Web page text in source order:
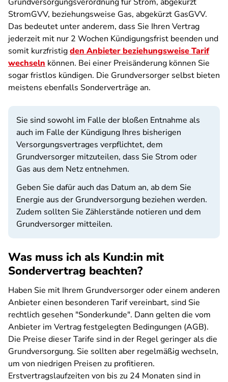
StromGVV, beziehungsweise Gas, abgekürzt GasGVV.
Das bedeutet unter anderem, dass Sie Ihren Vertrag
jederzeit mit nur 2 Wochen Kündigungsfrist beenden und
somit kurzfristigden Anbieter beziehungsweise Tarif
wechseln können. Bei einer Preisänderung können Sie
sogar fristlos kündigen. Die Grundversorger selbst bieten
meistens ebenfalls Sonderverträge an.
Sie sind sowohl im Falle der bloßen Entnahme als
auch im Falle der Kündigung Ihres bisherigen
Versorgungsvertrages verpflichtet, dem
Grundversorger mitzuteilen, dass Sie Strom oder
Gas aus dem Netz entnehmen.
Geben Sie dafür auch das Datum an, ab dem Sie
Energie aus der Grundversorgung beziehen werden.
Zudem sollten Sie Zählerstände notieren und dem
Grundversorger mitteilen.
Was muss ich als Kund:in mit
Sondervertrag beachten?
Haben Sie mit Ihrem Grundversorger oder einem anderen
Anbieter einen besonderen Tarif vereinbart, sind Sie
rechtlich gesehen "Sonderkunde". Dann gelten die vom
Anbieter im Vertrag festgelegten Bedingungen (AGB).
Die Preise dieser Tarife sind in der Regel geringer als die
Grundversorgung. Sie sollten aber regelmäßig wechseln,
um von niedrigen Preisen zu profitieren.
Erstvertragslaufzeiten von bis zu 24 Monaten sind in